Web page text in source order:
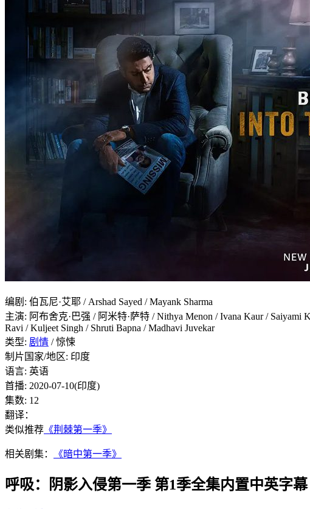
编剧 : 伯瓦尼·艾耶 / Arshad Sayed / Mayank Sharma
主演: 阿布舍克·巴强 / 阿米特·萨特 / Nithya Menon / Ivana Kaur / Saiyami
Ravi / Kuljeet Singh / Shruti Bapna / Madhavi Juvekar
类型: 剧情 / 惊悚
制片国家/地区: 印度
语言: 英语
首播: 2020-07-10(印度)
集数: 12
翻译：
类似推荐 《荆棘第一季》
相关剧集： 《暗中第一季》
呼吸：阴影入侵第一季 第1季全集内置中英字幕